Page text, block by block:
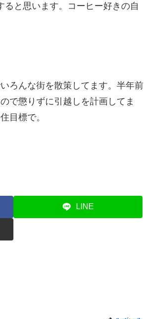
と思います。コーヒー好きの自
ろんな街を散策してます。半年前
で懲りずに引越しを計画してま
目標で。
LINE